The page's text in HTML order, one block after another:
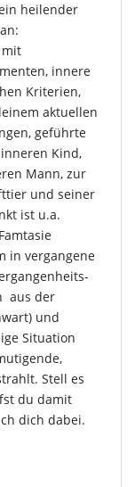
heilender
mit
innere
Kriterien,
aktuellen
geführte
Kind,
Mann, zur
und seiner
ist u.a.
in vergangene
aus der
und
Situation
Stell es
du damit
dich dabei.